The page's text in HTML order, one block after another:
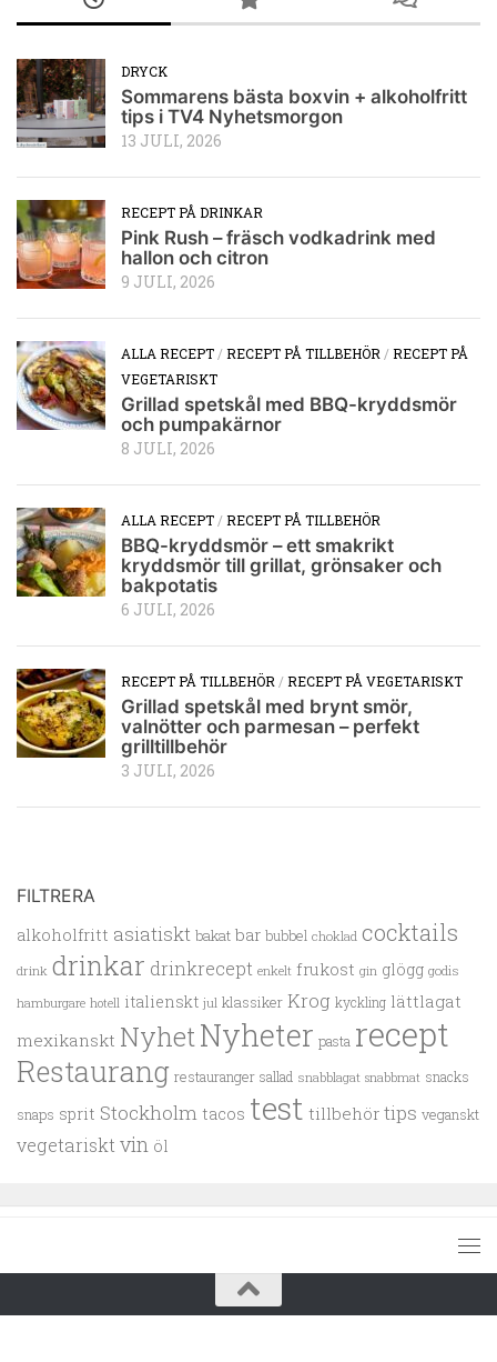
DRYCK
Sommarens bästa boxvin + alkoholfritt
tips i TV4 Nyhetsmorgon
13 JULI, 2026
RECEPT PÅ DRINKAR
Pink Rush – fräsch vodkadrink med
hallon och citron
9 JULI, 2026
ALLA RECEPT/RECEPT PÅ TILLBEHÖR/RECEPT PÅ
VEGETARISKT
Grillad spetskål med BBQ-kryddsmör
och pumpakärnor
8 JULI, 2026
ALLA RECEPT/RECEPT PÅ TILLBEHÖR
BBQ-kryddsmör – ett smakrikt
kryddsmör till grillat, grönsaker och
bakpotatis
6 JULI, 2026
RECEPT PÅ TILLBEHÖR/RECEPT PÅ VEGETARISKT
Grillad spetskål med brynt smör,
valnötter och parmesan – perfekt
grilltillbehör
3 JULI, 2026
FILTRERA
alkoholfritt asiatiskt bakat bar bubbel choklad cocktails
drink drinkar drinkrecept enkelt frukost gin glögg godis
hamburgare hotell italienskt jul klassiker Krog kyckling lättlagat
mexikanskt NyhetNyheter pasta recept
Restaurang restauranger sallad snabblagat snabbmat snacks
snaps sprit Stockholm tacos test tillbehör tips veganskt
vegetarisktvin öl